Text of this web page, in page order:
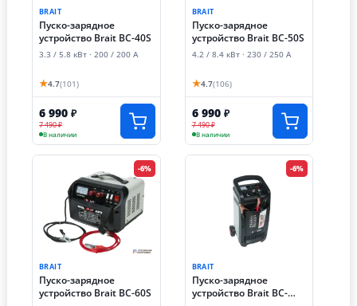
BRAIT
Пуско-зарядное
устройство Brait BC-40S
3.3 / 5.8 кВт · 200 / 200 А
★4.7(101)
6 990 ₽
7 490 ₽
В наличии
BRAIT
Пуско-зарядное
устройство Brait BC-50S
4.2 / 8.4 кВт · 230 / 250 А
★4.7(106)
6 990 ₽
7 490 ₽
В наличии
-6%
BRAIT
Пуско-зарядное
устройство Brait BC-60S
-6%
BRAIT
Пуско-зарядное
устройство Brait BC-